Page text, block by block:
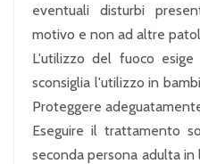
eventuali disturbi
motivo e non ad altre
L'utilizzo del fuoco
sconsiglia l'utilizzo in
Proteggere
Eseguire il trattamento
seconda persona adulta